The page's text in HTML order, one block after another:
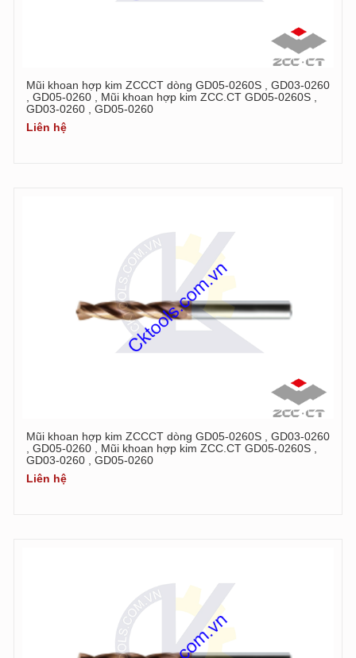
Mũi khoan hợp kim ZCCCT dòng GD05-0260S , GD03-0260
, GD05-0260 , Mũi khoan hợp kim ZCC.CT GD05-0260S ,
GD03-0260 , GD05-0260
Liên hệ
Mũi khoan hợp kim ZCCCT dòng GD05-0260S , GD03-0260
, GD05-0260 , Mũi khoan hợp kim ZCC.CT GD05-0260S ,
GD03-0260 , GD05-0260
Liên hệ